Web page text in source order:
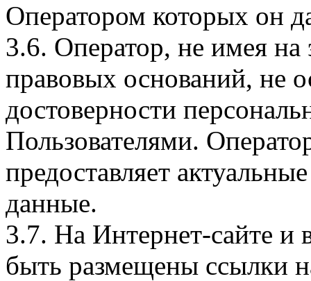
Оператором которых он
3.6. Оператор, не имея
правовых оснований, не
достоверности
Пользователями.
предоставляет
данные.
3.7. На Интернет-сайте
быть размещены ссылки